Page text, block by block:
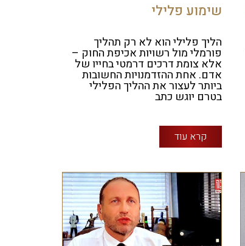
שימוע פלילי
הליך פלילי הוא לא רק תהליך
פורמלי מול רשויות אכיפת החוק –
אלא צומת דרכים דרמטי בחייו של
אדם. אחת ההזדמנויות החשובות
ביותר לעצור את ההליך הפלילי
בטרם יוגש כתב
קרא עוד